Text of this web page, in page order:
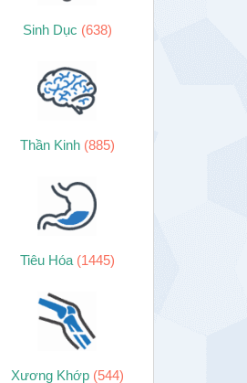
Sinh Dục (638)
Thần Kinh (885)
Tiêu Hóa (1445)
Xương Khớp (544)